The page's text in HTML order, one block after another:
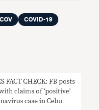
COVID-19
FACT CHECK: FB posts
claims of ‘positive’
case in Cebu